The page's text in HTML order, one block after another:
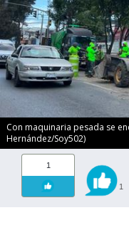
Con maquinaria pesada se
Hernández/Soy502)
1
1